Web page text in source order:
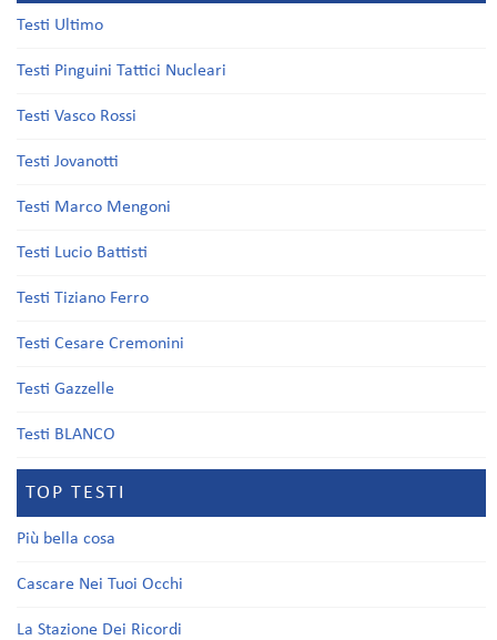
Testi Ultimo
Testi Pinguini Tattici Nucleari
Testi Vasco Rossi
Testi Jovanotti
Testi Marco Mengoni
Testi Lucio Battisti
Testi Tiziano Ferro
Testi Cesare Cremonini
Testi Gazzelle
Testi BLANCO
TOP TESTI
Più bella cosa
Cascare Nei Tuoi Occhi
La Stazione Dei Ricordi